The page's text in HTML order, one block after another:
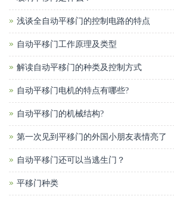
浅谈全自动平移门的控制电路的特点
自动平移门工作原理及类型
解读自动平移门的种类及控制方式
自动平移门电机的特点有哪些?
自动平移门的机械结构?
第一次见到平移门的外国小朋友表情亮了
自动平移门还可以当逃生门？
平移门种类